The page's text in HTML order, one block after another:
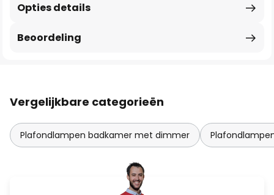
Opties details
Beoordeling
Vergelijkbare categorieën
Plafondlampen badkamer met dimmer